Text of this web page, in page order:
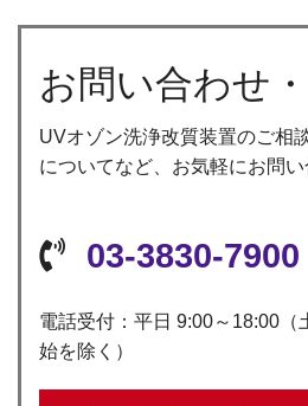
お問い合わせ
UVオゾン洗浄改質装置のご相
についてなど、お気軽にお問
03-3830-7900
電話受付：平日 9:00～18:00（
始を除く）